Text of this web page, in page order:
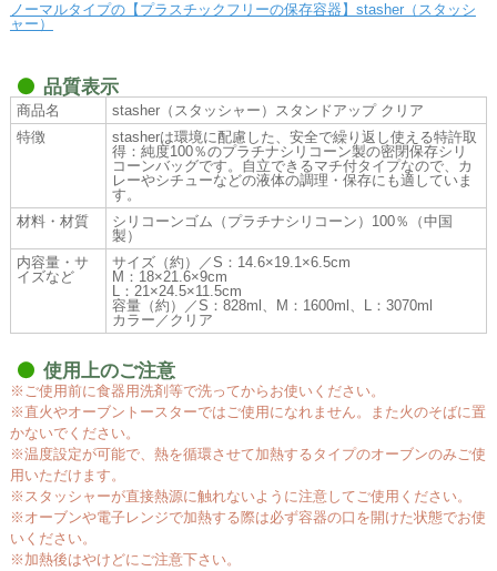
ノーマルタイプの【プラスチックフリーの保存容器】stasher（スタッシ
ャー）
品質表示
商品名
stasher（スタッシャー）スタンドアップ クリア
特徴
stasherは環境に配慮した、安全で繰り返し使える特許取
得：純度100％のプラチナシリコーン製の密閉保存シリ
コーンバッグです。自立できるマチ付タイプなので、カ
レーやシチューなどの液体の調理・保存にも適していま
す。
材料・材質
シリコーンゴム（プラチナシリコーン）100％（中国
製）
内容量・サ
イズなど
サイズ（約）／S：14.6×19.1×6.5cm
M：18×21.6×9cm
L：21×24.5×11.5cm
容量（約）／S：828ml、M：1600ml、L：3070ml
カラー／クリア
使用上のご注意
※ご使用前に食器用洗剤等で洗ってからお使いください。
※直火やオーブントースターではご使用になれません。また火のそばに置
かないでください。
※温度設定が可能で、熱を循環させて加熱するタイプのオーブンのみご使
用いただけます。
※スタッシャーが直接熱源に触れないように注意してご使用ください。
※オーブンや電子レンジで加熱する際は必ず容器の口を開けた状態でお使
いください。
※加熱後はやけどにご注意下さい。